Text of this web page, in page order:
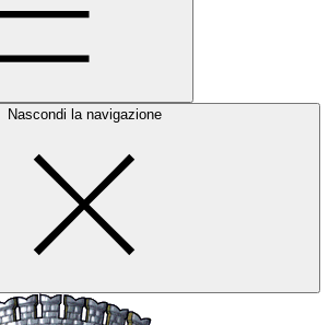
Nascondi la navigazione